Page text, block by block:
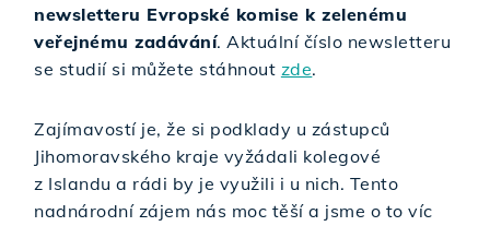
newsletteru Evropské komise k zelenému
veřejnému zadávání. Aktuální číslo newsletteru
se studií si můžete stáhnout zde.
Zajímavostí je, že si podklady u zástupců
Jihomoravského kraje vyžádali kolegové
z Islandu a rádi by je využili i u nich. Tento
nadnárodní zájem nás moc těší a jsme o to víc